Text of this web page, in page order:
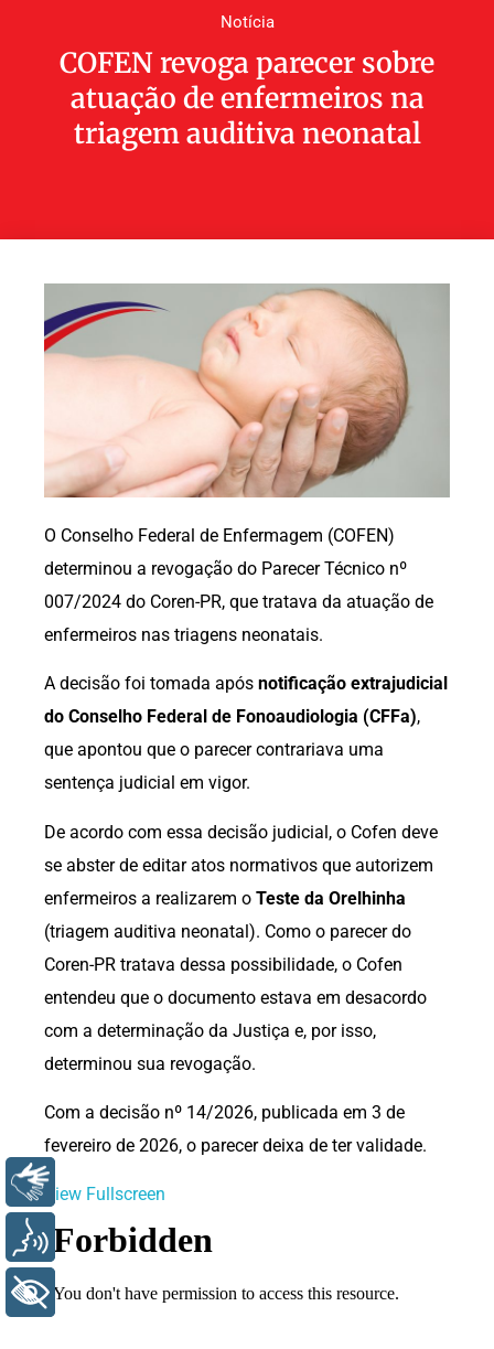
Notícia
COFEN revoga parecer sobre
atuação de enfermeiros na
triagem auditiva neonatal
O Conselho Federal de Enfermagem (COFEN)
determinou a revogação do Parecer Técnico nº
007/2024 do Coren-PR, que tratava da atuação de
enfermeiros nas triagens neonatais.
A decisão foi tomada após notificação extrajudicial
do Conselho Federal de Fonoaudiologia (CFFa),
que apontou que o parecer contrariava uma
sentença judicial em vigor.
De acordo com essa decisão judicial, o Cofen deve
se abster de editar atos normativos que autorizem
enfermeiros a realizarem o Teste da Orelhinha
(triagem auditiva neonatal). Como o parecer do
Coren-PR tratava dessa possibilidade, o Cofen
entendeu que o documento estava em desacordo
com a determinação da Justiça e, por isso,
determinou sua revogação.
Com a decisão nº 14/2026, publicada em 3 de
fevereiro de 2026, o parecer deixa de ter validade.
View Fullscreen
Libras
Voz
+ Acessibilidade